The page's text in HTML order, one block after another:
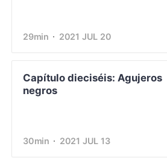
29min 2021 JUL 20
Capítulo dieciséis: Agujeros
negros
30min 2021 JUL 13